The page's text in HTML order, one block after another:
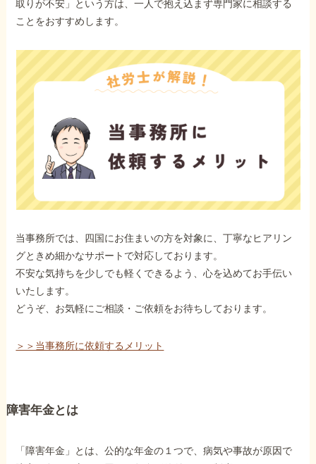
取りが不安」という方は、一人で抱え込まず専門家に相談する
ことをおすすめします。
当事務所では、四国にお住まいの方を対象に、丁寧なヒアリン
グときめ細かなサポートで対応しております。
不安な気持ちを少しでも軽くできるよう、心を込めてお手伝い
いたします。
どうぞ、お気軽にご相談・ご依頼をお待ちしております。
＞＞当事務所に依頼するメリット
障害年金とは
「障害年金」とは、公的な年金の１つで、病気や事故が原因で